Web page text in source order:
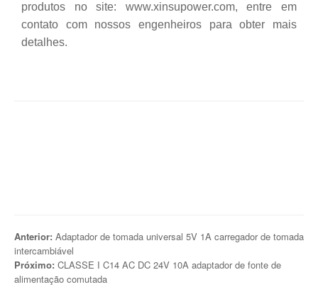
produtos no site: www.xinsupower.com, entre em
contato com nossos engenheiros para obter mais
detalhes.
Anterior: Adaptador de tomada universal 5V 1A carregador de tomada
intercambiável
Próximo: CLASSE I C14 AC DC 24V 10A adaptador de fonte de
alimentação comutada